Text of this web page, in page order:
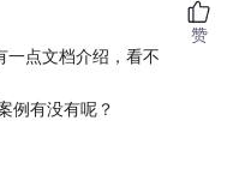
一点文档介绍，看不
例有没有呢？
赞